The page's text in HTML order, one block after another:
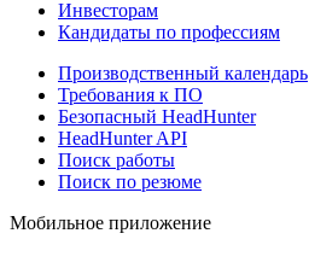
Инвесторам
Кандидаты по профессиям
Производственный календарь
Требования к ПО
Безопасный HeadHunter
HeadHunter API
Поиск работы
Поиск по резюме
Мобильное приложение